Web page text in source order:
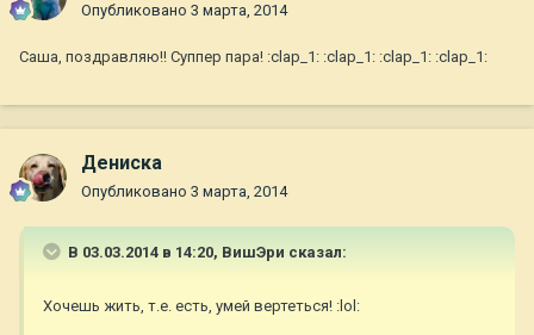
Опубликовано 3 марта, 2014
Саша, поздравляю!! Суппер пара! :clap_1: :clap_1: :clap_1: :clap_1:
Дениска
Опубликовано 3 марта, 2014
В 03.03.2014 в 14:20, ВишЭри сказал:
Хочешь жить, т.е. есть, умей вертеться! :lol: